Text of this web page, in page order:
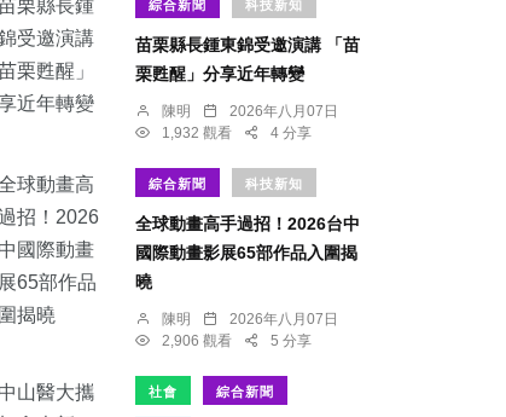
綜合新聞 科技新知
苗栗縣長鍾東錦受邀演講 「苗
栗甦醒」分享近年轉變
陳明
2026年八月07日
1,932 觀看
4 分享
綜合新聞 科技新知
全球動畫高手過招！2026台中
國際動畫影展65部作品入圍揭
曉
陳明
2026年八月07日
2,906 觀看
5 分享
社會 綜合新聞